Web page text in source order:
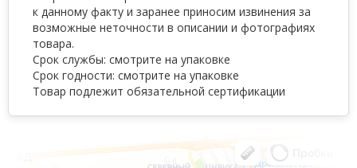
к данному факту и заранее приносим извинения за
возможные неточности в описании и фотографиях
товара.
Срок службы: смотрите на упаковке
Срок годности: смотрите на упаковке
Товар подлежит обязательной сертификации